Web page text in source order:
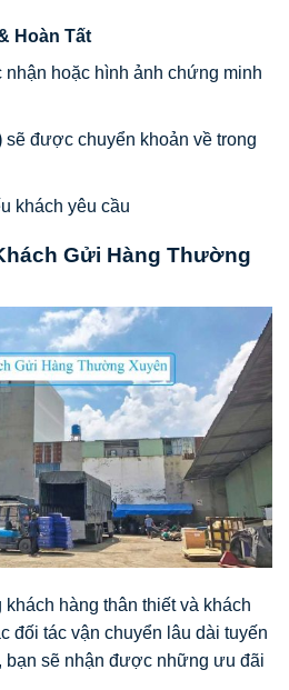
Hoàn Tất
nhận hoặc hình ảnh chứng minh
sẽ được chuyển khoản về trong
khách yêu cầu
Gửi Hàng Thường
hàng thân thiết và khách
đối tác vận chuyển lâu dài tuyến
, bạn sẽ nhận được những ưu đãi